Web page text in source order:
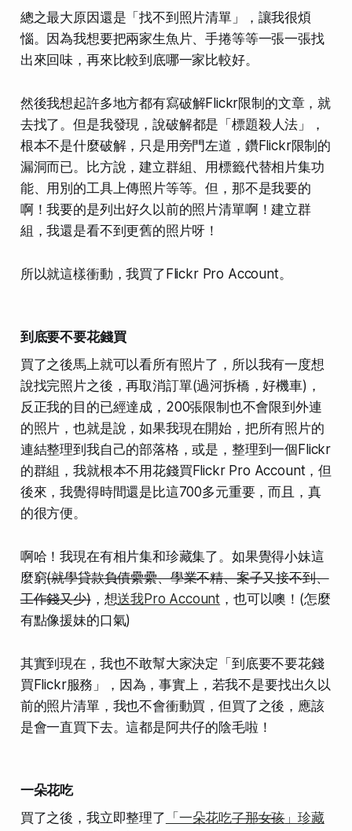
總之最大原因還是「找不到照片清單」，讓我很煩
惱。因為我想要把兩家生魚片、手捲等等一張一張找
出來回味，再來比較到底哪一家比較好。
然後我想起許多地方都有寫破解Flickr限制的文章，就
去找了。但是我發現，說破解都是 「標題殺人法」
，
根本不是什麼破解，只是用旁門左道，鑽Flickr限制的
漏洞而已。比方說，建立群組、用標籤代替相片集功
能、用別的工具上傳照片等等。但，那不是我要的
啊！我要的是列出好久以前的照片清單啊！建立群
組，我還是看不到更舊的照片呀！
所以就這樣衝動，我買了Flickr Pro Account。
到底要不要花錢買
買了之後馬上就可以看所有照片了 ，所以我有一度想
說找完照片之後，再取消訂單(過河拆橋，好機車) ，
反正我的目的已經達成， 200張限制也不會限到外連
的照片 ，也就是說，如果我現在開始，把所有照片的
連結整理到我自己的部落格，或是，整理到一個Flickr
的群組 ，我就根本不用花錢買Flickr Pro Account，但
後來，我覺得時間還是比這700多元重要，而且，真
的很方便。
啊哈！我現在有相片集和珍藏集了。如果覺得小妹這
麼窮(就學貸款負債纍纍、學業不精、案子又接不到、
工作錢又少)，想送我Pro Account ，也可以噢！(怎麼
有點像援妹的口氣)
其實到現在，我也不敢幫大家決定「到底要不要花錢
買Flickr服務」，因為，事實上，若我不是要找出久以
前的照片清單，我也不會衝動買，但買了之後， 應該
是會一直買下去。這都是阿共仔的陰毛啦！
一朵花吃
買了之後，我立即整理了 「一朵花吃了那女孩」珍藏